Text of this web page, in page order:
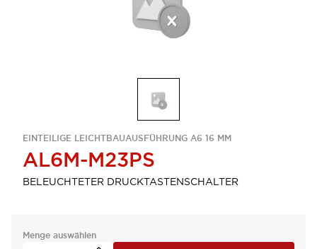
EINTEILIGE LEICHTBAUAUSFÜHRUNG A6 16 MM
AL6M-M23PS
BELEUCHTETER DRUCKTASTENSCHALTER
Menge auswählen